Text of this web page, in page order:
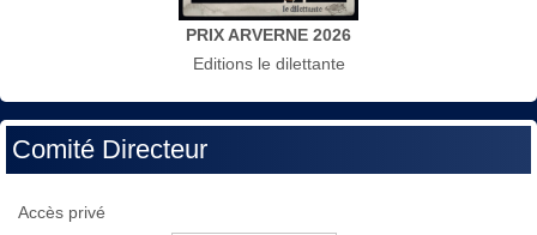
PRIX ARVERNE 2026
Editions le dilettante
Comité Directeur
Accès privé